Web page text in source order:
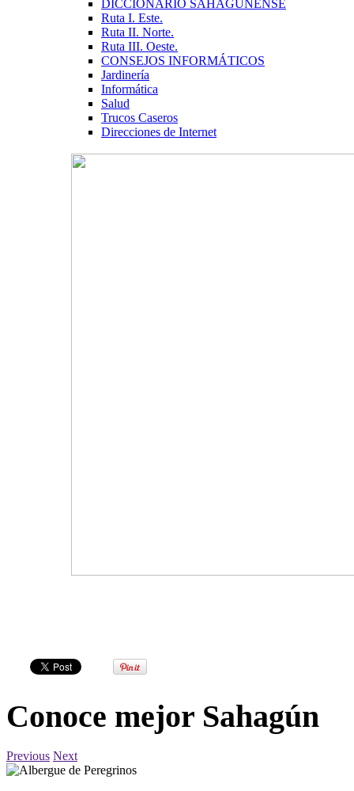
DICCIONARIO SAHAGUNENSE
Ruta I. Este.
Ruta II. Norte.
Ruta III. Oeste.
CONSEJOS INFORMÁTICOS
Jardinería
Informática
Salud
Trucos Caseros
Direcciones de Internet
Conoce mejor Sahagún
Previous Next